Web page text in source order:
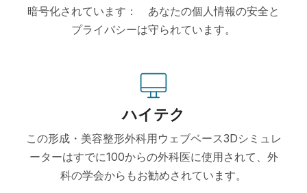
暗号化されています： あなたの個人情報の安全と
プライバシーは守られています。
ハイテク
この形成・美容整形外科用ウェブベース3Dシミュレ
ーターはすでに100からの外科医に使用されて、外
科の学会からもお勧めされています。